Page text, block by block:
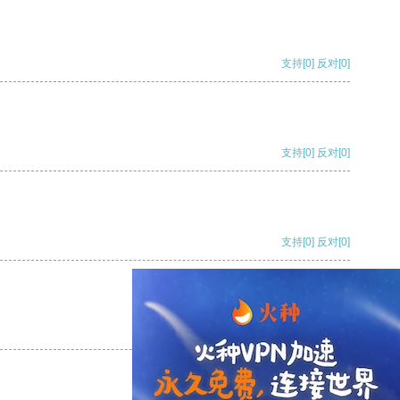
支持[0] 反对[0]
支持[0] 反对[0]
支持[0] 反对[0]